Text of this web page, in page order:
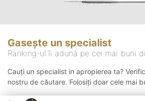
Gasește un specialist
Ranking-ul îi adună pe cei mai buni
Cauți un specialist in apropierea ta?
nostru de căutare. Folosiți doar cele mai